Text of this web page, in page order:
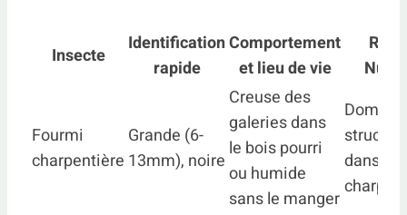
Insecte
Identification
rapide
Comportement
et lieu de vie
Fourmi
charpentière
Grande (6-
13mm), noire
Creuse des
galeries dans
le bois pourri
ou humide
sans le manger
dans les